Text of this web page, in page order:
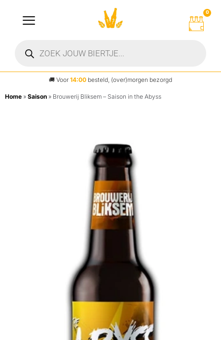
0
🚚 Voor 14:00 besteld, (over)morgen bezorgd
Home » Saison » Brouwerij Bliksem – Saison in the Abyss